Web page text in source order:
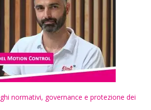
normativi, governance e protezione dei